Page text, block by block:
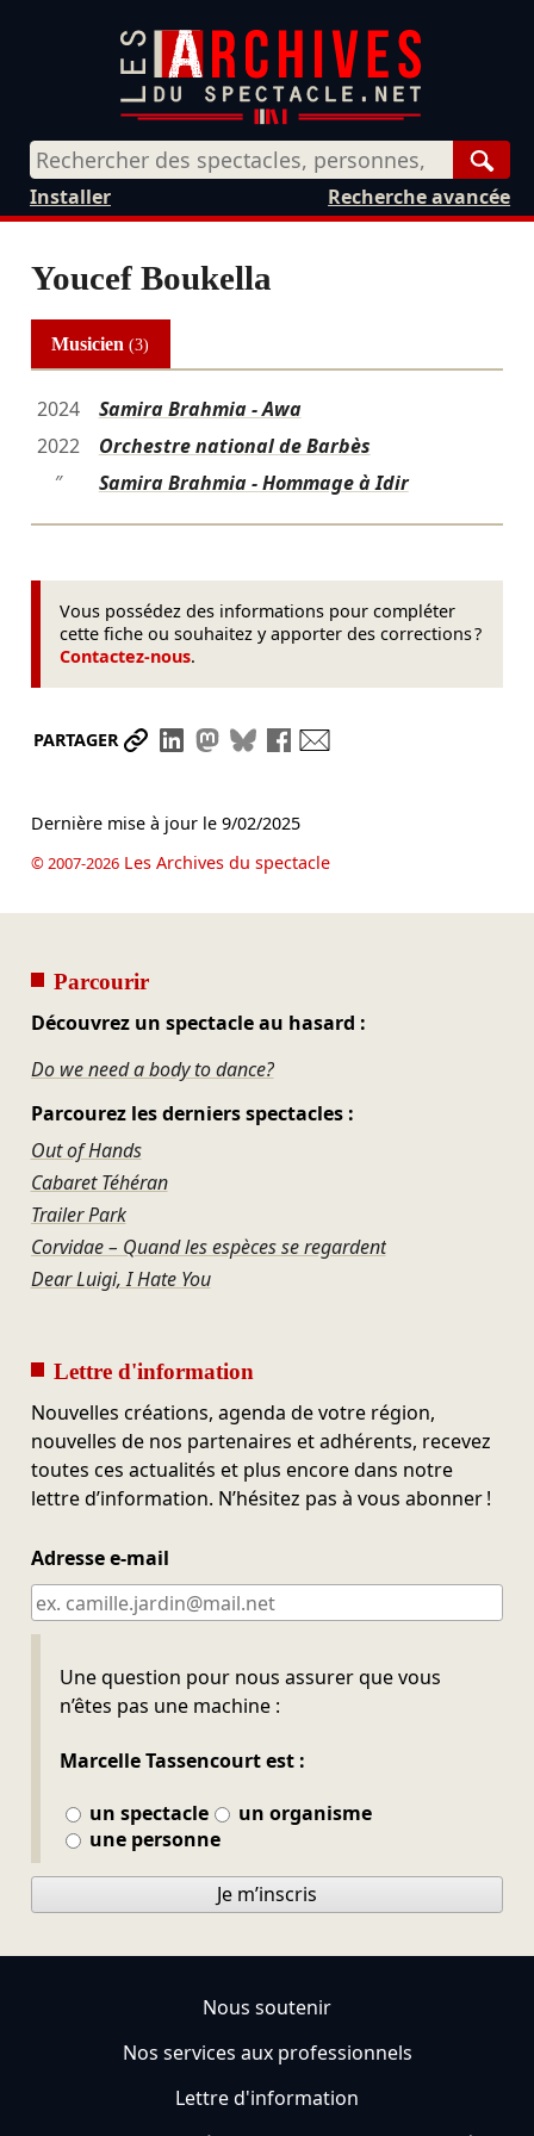
Recherche avancée
Installer
Youcef Boukella
Musicien(3)
2024
Samira Brahmia - Awa
2022
Orchestre national de Barbès
″
Samira Brahmia - Hommage à Idir
Vous possédez des informations pour compléter
cette fiche ou souhaitez y apporter des corrections ?
Contactez-nous.
PARTAGER Partager le lien
Partager sur LinkedIn
Partager sur Mastodon
Partager sur Bluesky
Partager sur Facebook
Dernière mise à jour le 9/02/2025
© 2007-2026Les Archives du spectacle
Parcourir
Découvrez un spectacle au hasard :
Do we need a body to dance?
Parcourez les derniers spectacles :
Out of Hands
Cabaret Téhéran
Trailer Park
Corvidae – Quand les espèces se regardent
Dear Luigi, I Hate You
Lettre d'information
Nouvelles créations, agenda de votre région,
nouvelles de nos partenaires et adhérents, recevez
toutes ces actualités et plus encore dans notre
lettre d’information. N’hésitez pas à vous abonner !
Adresse e-mail
Une question pour nous assurer que vous
n’êtes pas une machine :
Marcelle Tassencourt est :
un spectacle
un organisme
une personne
Ne pas remplir
Je m’inscris
Nous soutenir
Nos services aux professionnels
Lettre d'information